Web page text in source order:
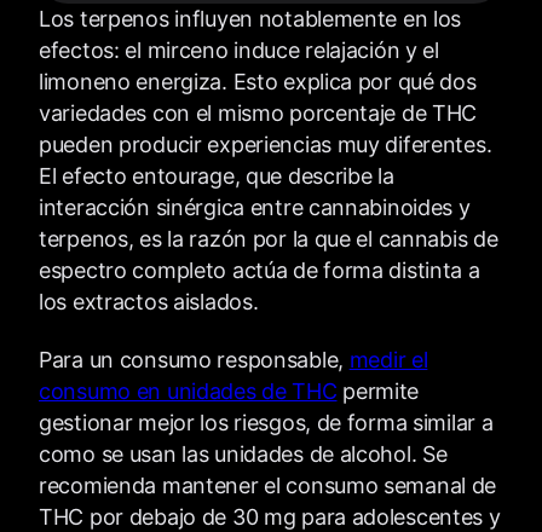
Los terpenos influyen notablemente en los
efectos: el mirceno induce relajación y el
limoneno energiza. Esto explica por qué dos
variedades con el mismo porcentaje de THC
pueden producir experiencias muy diferentes.
El efecto entourage, que describe la
interacción sinérgica entre cannabinoides y
terpenos, es la razón por la que el cannabis de
espectro completo actúa de forma distinta a
los extractos aislados.
Para un consumo responsable, medir el
consumo en unidades de THC permite
gestionar mejor los riesgos, de forma similar a
como se usan las unidades de alcohol. Se
recomienda mantener el consumo semanal de
THC por debajo de 30 mg para adolescentes y